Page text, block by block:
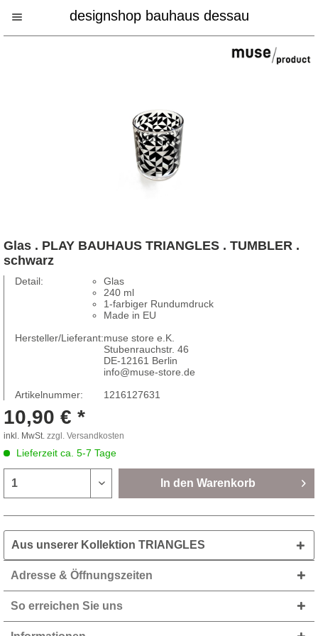
designshop bauhaus dessau
Glas . PLAY BAUHAUS TRIANGLES . TUMBLER .
schwarz
Detail:
Glas
240 ml
1-farbiger Rundumdruck
Made in EU
Hersteller/Lieferant:muse store e.K.
Stubenrauchstr. 46
DE-12161 Berlin
info@muse-store.de
Artikelnummer:
1216127631
10,90 € *
inkl. MwSt. zzgl. Versandkosten
Lieferzeit ca. 5-7 Tage
In den Warenkorb
Aus unserer Kollektion TRIANGLES
Adresse & Öffnungszeiten
So erreichen Sie uns